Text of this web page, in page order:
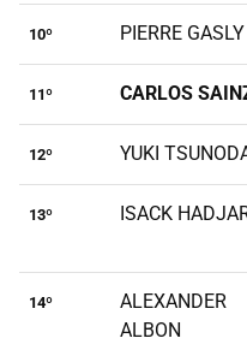
10º PIERRE GASLY
11º CARLOS
12º YUKI
13º ISACK
14º
ALEXANDER
ALBON